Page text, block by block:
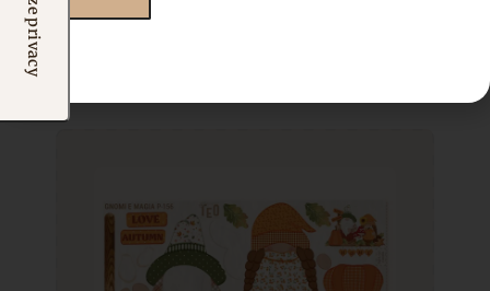
Potrebbero interessarti